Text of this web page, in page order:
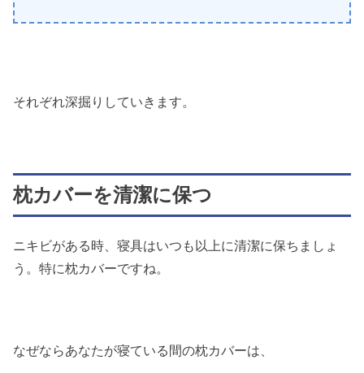
それぞれ深掘りしていきます。
枕カバーを清潔に保つ
ニキビがある時、寝具はいつも以上に清潔に保ちましょ
う。特に枕カバーですね。
なぜならあなたが寝ている間の枕カバーは、